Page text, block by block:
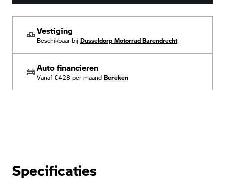
Vestiging
Beschikbaar bij Dusseldorp Motorrad Barendrecht
Auto financieren
Vanaf €428 per maand Bereken
Specificaties